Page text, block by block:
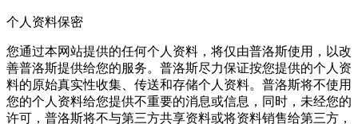
个人资料保密
您通过本网站提供的任何个人资料，将仅由普洛斯使用，以改
善普洛斯提供给您的服务。普洛斯尽力保证按您提供的个人资
料的原始真实性收集、传送和存储个人资料。普洛斯将不使用
您的个人资料给您提供不重要的消息或信息，同时，未经您的
许可，普洛斯将不与第三方共享资料或将资料销售给第三方，